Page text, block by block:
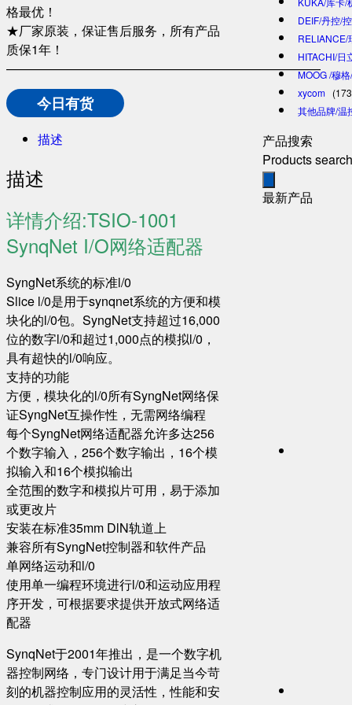
格最优！
★厂家原装，保证售后服务，所有产品
质保1年！
—————————————————————————
今日有货
描述
描述
详情介绍:TSIO-1001
SynqNet I/O网络适配器
SyngNet系统的标准l/0
Slice l/0是用于synqnet系统的方便和模
块化的l/0包。SyngNet支持超过16,000
位的数字l/0和超过1,000点的模拟l/0，
具有超快的l/0响应。
支持的功能
方便，模块化的l/0所有SyngNet网络保
证SyngNet互操作性，无需网络编程
每个SyngNet网络适配器允许多达256
个数字输入，256个数字输出，16个模
拟输入和16个模拟输出
全范围的数字和模拟片可用，易于添加
或更改片
安装在标准35mm DlN轨道上
兼容所有SyngNet控制器和软件产品
单网络运动和l/0
使用单一编程环境进行l/0和运动应用程
序开发，可根据要求提供开放式网络适
配器
SynqNet于2001年推出，是一个数字机
器控制网络，专门设计用于满足当今苛
刻的机器控制应用的灵活性，性能和安
DEIF/丹控/
RELIANCE/
HITACHI/日
MOOG /穆
xycom
其他品牌/温
产品搜索
Products search
最新产品